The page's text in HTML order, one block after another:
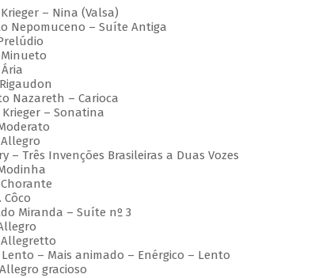
– Nina (Valsa)
– Suíte Antiga
– Carioca
– Sonatina
Três Invenções Brasileiras a Duas Vozes
Miranda – Suíte nº 3
Mais animado – Enérgico – Lento
gracioso